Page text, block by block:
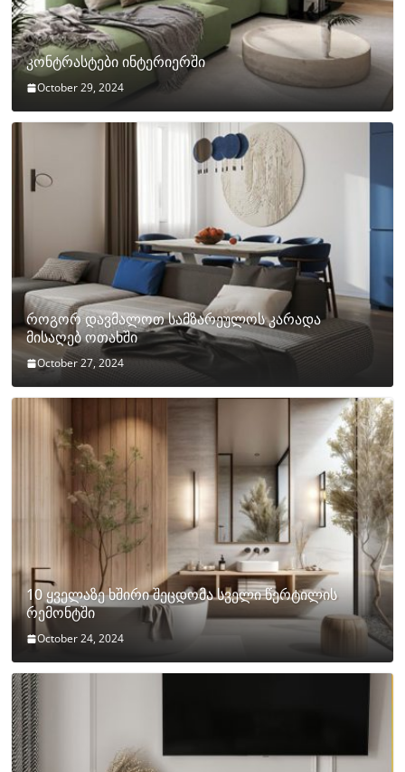
კონტრასტები ინტერიერში
October 29, 2024
როგორ დავმალოთ სამზარეულოს კარადა
მისაღებ ოთახში
October 27, 2024
10 ყველაზე ხშირი შეცდომა სველი წერტილის
რემონტში
October 24, 2024